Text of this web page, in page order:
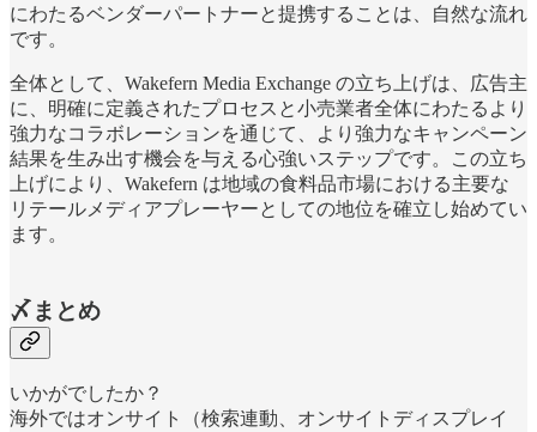
にわたるベンダーパートナーと提携することは、自然な流れ
です。
全体として、Wakefern Media Exchange の立ち上げは、広告主
に、明確に定義されたプロセスと小売業者全体にわたるより
強力なコラボレーションを通じて、より強力なキャンペーン
結果を生み出す機会を与える心強いステップです。この立ち
上げにより、Wakefern は地域の食料品市場における主要な
リテールメディアプレーヤーとしての地位を確立し始めてい
ます。
〆まとめ
いかがでしたか？
海外ではオンサイト（検索連動、オンサイトディスプレイ